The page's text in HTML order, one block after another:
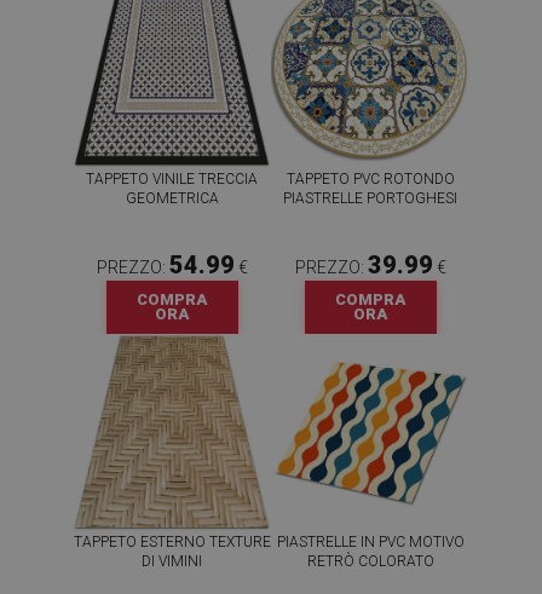
TAPPETO VINILE TRECCIA
GEOMETRICA
PREZZO: 54.99 €
COMPRA
ORA
TAPPETO PVC ROTONDO
PIASTRELLE PORTOGHESI
PREZZO: 39.99 €
COMPRA
ORA
TAPPETO ESTERNO TEXTURE
DI VIMINI
PIASTRELLE IN PVC MOTIVO
RETRÒ COLORATO